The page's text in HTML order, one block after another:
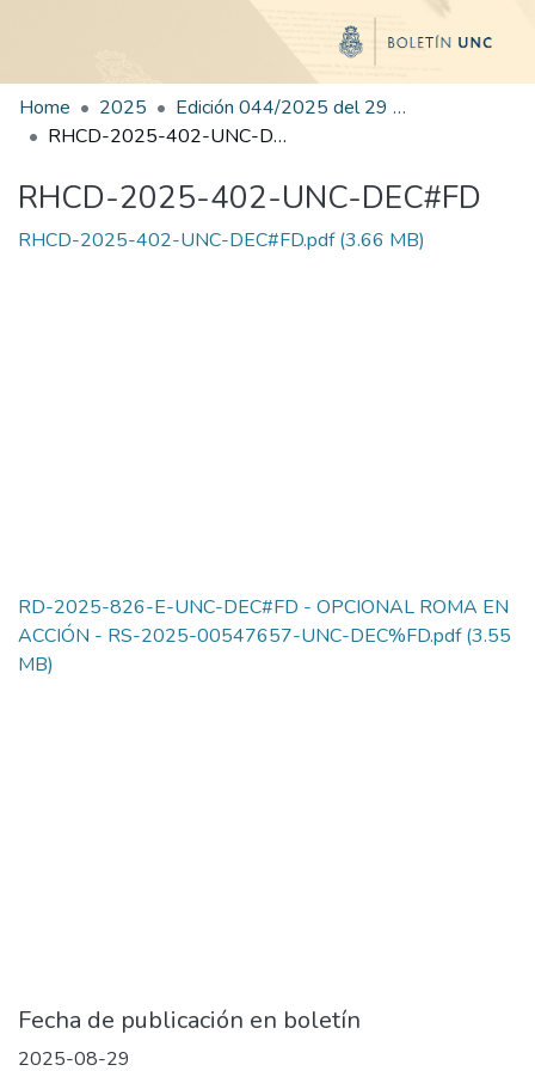
Home 2025
Edición 044/2025 del 29 de agosto de 2025
RHCD-2025-402-UNC-DEC#FD
RHCD-2025-402-UNC-DEC#FD
RHCD-2025-402-UNC-DEC#FD.pdf(3.66 MB)
RD-2025-826-E-UNC-DEC#FD - OPCIONAL ROMA EN
ACCIÓN - RS-2025-00547657-UNC-DEC%FD.pdf(3.55
MB)
Fecha de publicación en boletín
2025-08-29